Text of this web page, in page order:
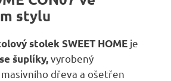
stylu
stolek SWEET HOME je
šuplíky,vyrobený
dřeva a ošetřen